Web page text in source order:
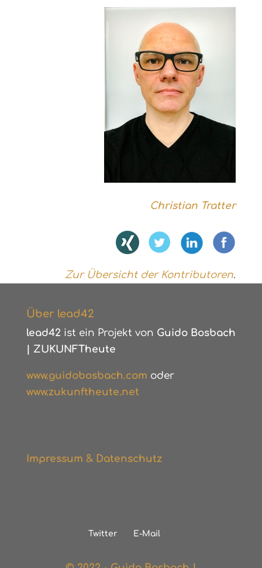
Christian Tratter
Zur Übersicht der Kontributoren.
Über lead42
lead42 ist ein Projekt von Guido Bosbach
ZUKUNFTheute
www.guidobosbach.com oder
www.zukunftheute.net
Impressum & Datenschutz
Twitter E-Mail